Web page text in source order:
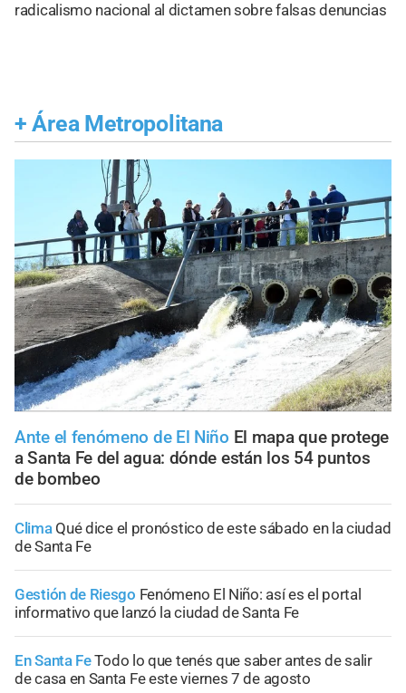
radicalismo nacional al dictamen sobre falsas denuncias
+ Área Metropolitana
Ante el fenómeno de El Niño El mapa que protege
a Santa Fe del agua: dónde están los 54 puntos
de bombeo
Clima Qué dice el pronóstico de este sábado en la ciudad
de Santa Fe
Gestión de Riesgo Fenómeno El Niño: así es el portal
informativo que lanzó la ciudad de Santa Fe
En Santa FeTodo lo que tenés que saber antes de salir
de casa en Santa Fe este viernes 7 de agosto